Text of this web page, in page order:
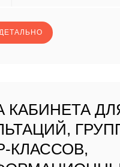
КАБИНЕТА
КЛАССОВ,